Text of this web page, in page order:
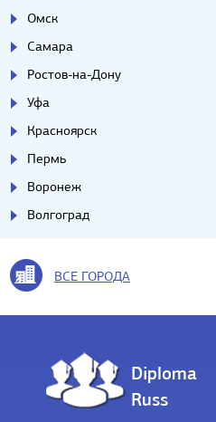
Омск
Самара
Ростов-на-Дону
Уфа
Красноярск
Пермь
Воронеж
Волгоград
ВСЕ ГОРОДА
Diploma
Russ